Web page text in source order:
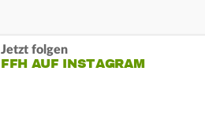
Jetzt folgen
FFH AUF INSTAGRAM